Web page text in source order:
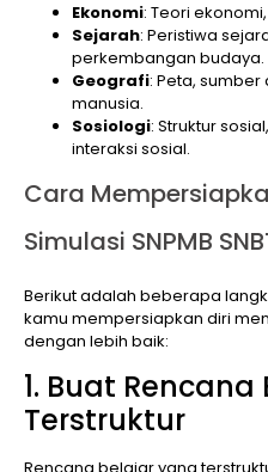
Ekonomi: Teori
Sejarah: Peristiwa
perkembangan budaya.
Geografi: Peta,
manusia.
Sosiologi: Struktur
interaksi sosial.
Cara
Simulasi SNPMB
Berikut adalah beberapa
kamu mempersiapkan diri
dengan lebih baik:
1. Buat
Terstruktur
Rencana belajar yang